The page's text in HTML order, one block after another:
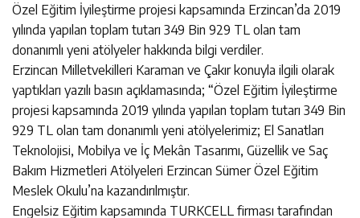
Özel Eğitim İyileştirme projesi kapsamında Erzincan’da 2019
yılında yapılan toplam tutarı 349 Bin 929 TL olan tam
donanımlı yeni atölyeler hakkında bilgi verdiler.
Erzincan Milletvekilleri Karaman ve Çakır konuyla ilgili olarak
yaptıkları yazılı basın açıklamasında; “Özel Eğitim İyileştirme
projesi kapsamında 2019 yılında yapılan toplam tutarı 349 Bin
929 TL olan tam donanımlı yeni atölyelerimiz; El Sanatları
Teknolojisi, Mobilya ve İç Mekân Tasarımı, Güzellik ve Saç
Bakım Hizmetleri Atölyeleri Erzincan Sümer Özel Eğitim
Meslek Okulu’na kazandırılmıştır.
Engelsiz Eğitim kapsamında TURKCELL firması tarafından